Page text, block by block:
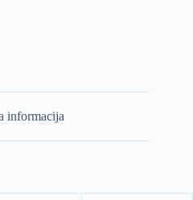
informacija